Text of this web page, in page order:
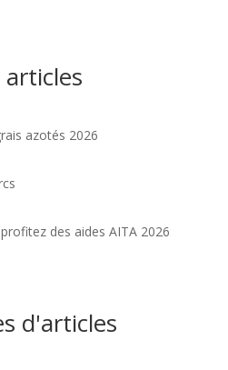
azotés 2026
des aides AITA 2026
d'articles